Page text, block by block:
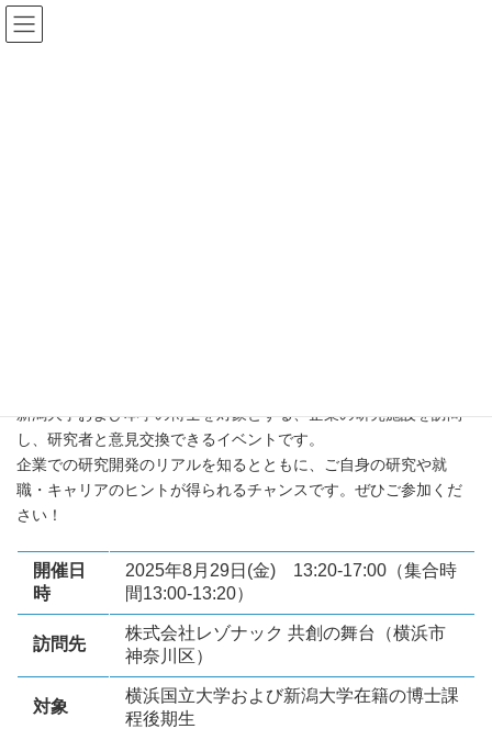
コ
ン
テ
ナ
ビ
ゲ
新潟大学および本学の博士を対象とする、企業の研究施設を訪問
し、研究者と意見交換できるイベントです。
企業での研究開発のリアルを知るとともに、ご自身の研究や就
職・キャリアのヒントが得られるチャンスです。ぜひご参加くだ
さい！
開催日
時
2025年8月29日(金) 13:20-17:00（集合時
間13:00-13:20）
訪問先
株式会社レゾナック 共創の舞台（横浜市
神奈川区）
対象
横浜国立大学および新潟大学在籍の博士課
程後期生